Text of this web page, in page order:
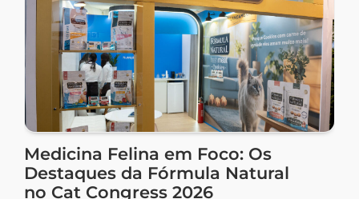
Medicina Felina em Foco: Os
Destaques da Fórmula Natural
no Cat Congress 2026